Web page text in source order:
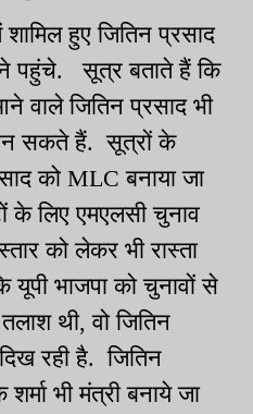
हुए जितिन प्रसाद
पहुंचे. सूत्र बताते हैं कि
वाले जितिन प्रसाद भी
बन सकते हैं. सूत्रों के
को MLC बनाया जा
के लिए एमएलसी चुनाव
को लेकर भी रास्ता
यूपी भाजपा को चुनावों से
थी, वो जितिन
रही है. जितिन
भी मंत्री बनाये जा